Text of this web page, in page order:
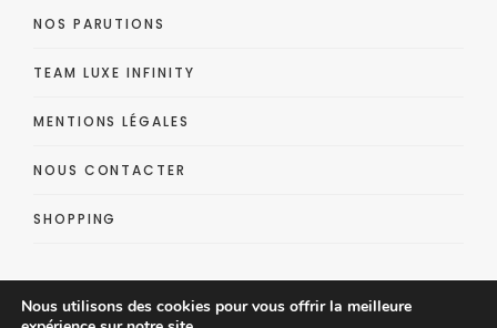
NOS PARUTIONS
TEAM LUXE INFINITY
MENTIONS LÉGALES
NOUS CONTACTER
SHOPPING
Nous utilisons des cookies pour vous offrir la meilleure